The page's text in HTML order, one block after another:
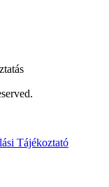
Tájékoztató